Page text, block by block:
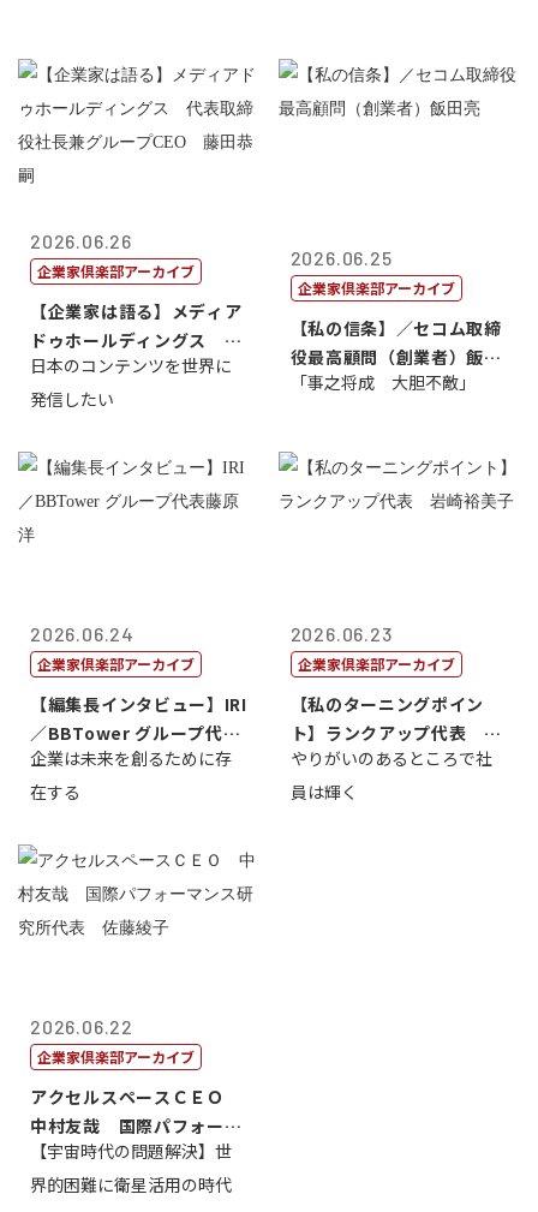
2026.06.26
企業家倶楽部アーカイブ
【企業家は語る】メディア
ドゥホールディングス 代
表取締役社長...
日本のコンテンツを世界に
発信したい
2026.06.25
企業家倶楽部アーカイブ
【私の信条】／セコム取締
役最高顧問（創業者）飯田
亮
「事之将成 大胆不敵」
2026.06.24
企業家倶楽部アーカイブ
【編集長インタビュー】IRI
／BBTower グループ代表
藤...
企業は未来を創るために存
在する
2026.06.23
企業家倶楽部アーカイブ
【私のターニングポイン
ト】ランクアップ代表 岩
崎裕美子
やりがいのあるところで社
員は輝く
2026.06.22
企業家倶楽部アーカイブ
アクセルスペースＣＥＯ
中村友哉 国際パフォーマ
ンス研究所代...
【宇宙時代の問題解決】世
界的困難に衛星活用の時代